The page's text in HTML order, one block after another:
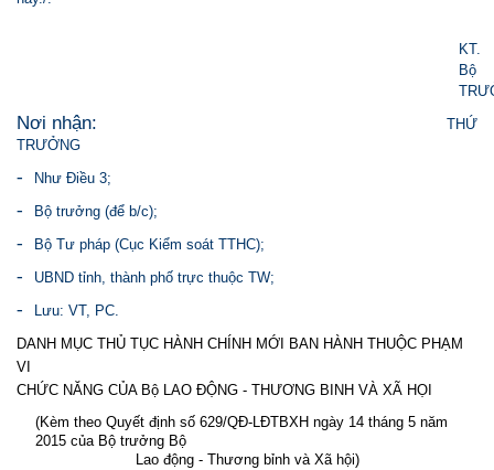
KT.
Bộ
Nơi nhận:
THỨ
TRƯỞNG
- Như Điều 3;
- Bộ trưởng (để b/c);
- Bộ Tư pháp (Cục Kiểm soát TTHC);
- UBND tỉnh, thành phố trực thuộc TW;
-
Lưu: VT, PC.
DANH MỤC THỦ TỤC HÀNH CHÍNH MỚI BAN HÀNH THUỘC PHẠM
VI
CHỨC NĂNG CỦA Bộ LAO ĐỘNG - THƯƠNG BINH VÀ XÃ HỌI
(Kèm theo Quyết định số 629/QĐ-LĐTBXH ngày 14 tháng 5 năm
2015 của Bộ trưởng Bộ
Lao động - Thương bỉnh và Xã hội)